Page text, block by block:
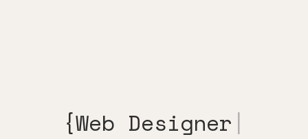
{Web Deve